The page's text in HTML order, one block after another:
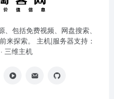
包括免费视频、网盘搜索、
来探索。 主机|服务器支持：
· 三维主机